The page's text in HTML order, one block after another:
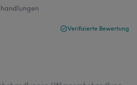
Verifizierte Bewertung